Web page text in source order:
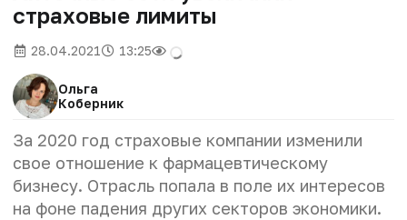
страховые лимиты
28.04.2021 13:25
Ольга
Коберник
За 2020 год страховые компании изменили
свое отношение к фармацевтическому
бизнесу. Отрасль попала в поле их интересов
на фоне падения других секторов экономики.